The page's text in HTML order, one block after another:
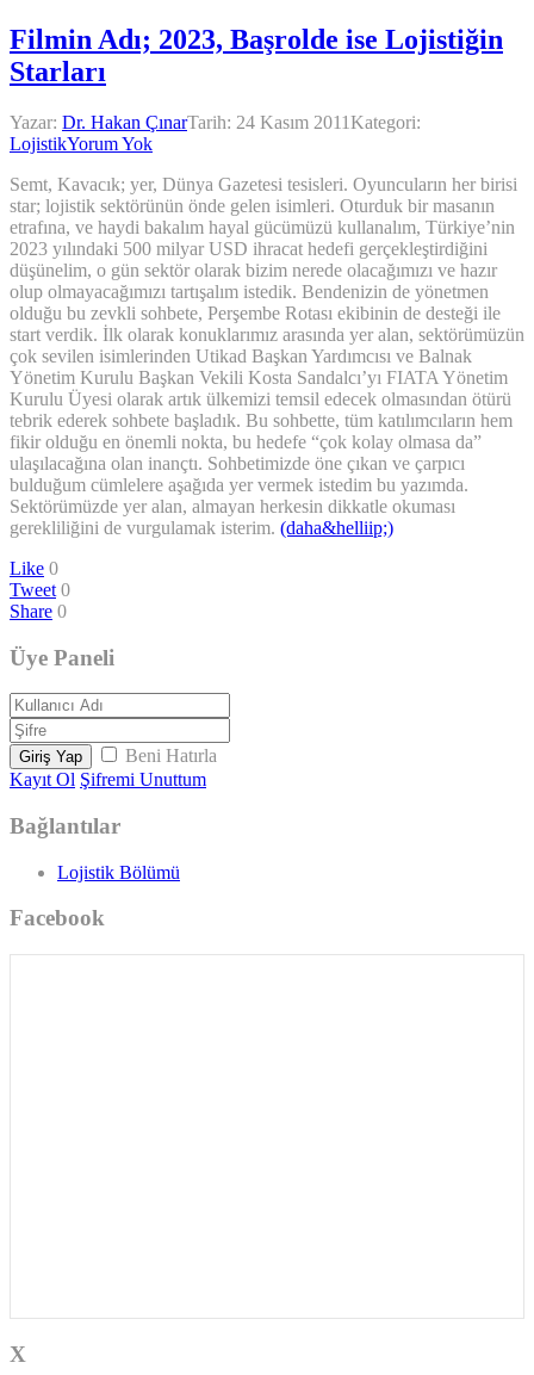
Filmin Adı; 2023, Başrolde ise Lojistiğin
Starları
Yazar: Dr. Hakan ÇınarTarih: 24 Kasım 2011Kategori:
LojistikYorum Yok
Semt, Kavacık; yer, Dünya Gazetesi tesisleri. Oyuncuların her birisi
star; lojistik sektörünün önde gelen isimleri. Oturduk bir masanın
etrafına, ve haydi bakalım hayal gücümüzü kullanalım, Türkiye’nin
2023 yılındaki 500 milyar USD ihracat hedefi gerçekleştirdiğini
düşünelim, o gün sektör olarak bizim nerede olacağımızı ve hazır
olup olmayacağımızı tartışalım istedik. Bendenizin de yönetmen
olduğu bu zevkli sohbete, Perşembe Rotası ekibinin de desteği ile
start verdik. İlk olarak konuklarımız arasında yer alan, sektörümüzün
çok sevilen isimlerinden Utikad Başkan Yardımcısı ve Balnak
Yönetim Kurulu Başkan Vekili Kosta Sandalcı’yı FIATA Yönetim
Kurulu Üyesi olarak artık ülkemizi temsil edecek olmasından ötürü
tebrik ederek sohbete başladık. Bu sohbette, tüm katılımcıların hem
fikir olduğu en önemli nokta, bu hedefe “çok kolay olmasa da”
ulaşılacağına olan inançtı. Sohbetimizde öne çıkan ve çarpıcı
bulduğum cümlelere aşağıda yer vermek istedim bu yazımda.
Sektörümüzde yer alan, almayan herkesin dikkatle okuması
gerekliliğini de vurgulamak isterim. (daha&helliip;)
Like 0
Tweet 0
Share 0
Üye Paneli
Giriş Yap
Beni Hatırla
Kayıt Ol Şifremi Unuttum
Bağlantılar
Lojistik Bölümü
Facebook
X